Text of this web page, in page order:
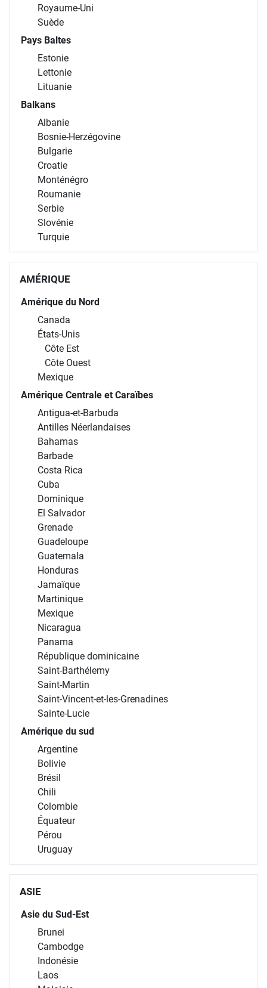
Royaume-Uni
Suède
Pays Baltes
Estonie
Lettonie
Lituanie
Balkans
Albanie
Bosnie-Herzégovine
Bulgarie
Croatie
Monténégro
Roumanie
Serbie
Slovénie
Turquie
AMÉRIQUE
Amérique du Nord
Canada
États-Unis
Côte Est
Côte Ouest
Mexique
Amérique Centrale et Caraïbes
Antigua-et-Barbuda
Antilles Néerlandaises
Bahamas
Barbade
Costa Rica
Cuba
Dominique
El Salvador
Grenade
Guadeloupe
Guatemala
Honduras
Jamaïque
Martinique
Mexique
Nicaragua
Panama
République dominicaine
Saint-Barthélemy
Saint-Martin
Saint-Vincent-et-les-Grenadines
Sainte-Lucie
Amérique du sud
Argentine
Bolivie
Brésil
Chili
Colombie
Équateur
Pérou
Uruguay
ASIE
Asie du Sud-Est
Brunei
Cambodge
Indonésie
Laos